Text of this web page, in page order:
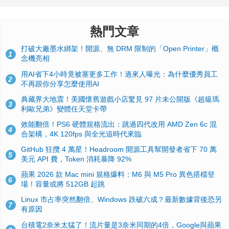
熱門文章
1
打破大廠墨水綁架！開源、無 DRM 限制的「Open Printer」概
念機亮相
2
用AI省下4小時竟被塞更多工作！過來人曝光：為什麼優秀員工
不再跟你分享怎麼使用AI
3
典藏界大地震！美國懷舊遊戲小店驚見 97 片未公開版《超級瑪
利歐兄弟》變體任天堂卡帶
4
效能翻倍！PS6 硬體規格流出：跳過四代改用 AMD Zen 6c 混
合架構，4K 120fps 與全光追時代來臨
5
GitHub 狂攬 4 萬星！Headroom 開源工具幫開發者省下 70 萬
美元 API 費，Token 消耗暴降 92%
6
蘋果 2026 款 Mac mini 規格爆料：M6 與 M5 Pro 異色搭檔登
場！容量或將 512GB 起跳
7
Linux 市占率突然翻倍、Windows 跌破六成？最新數據背後恐另
有原因
台積電2奈米太猛了！流片量是3奈米同期的4倍，Google與蘋果